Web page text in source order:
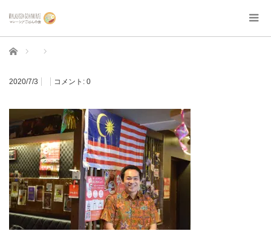
ホーム
2020/7/3 コメント: 0